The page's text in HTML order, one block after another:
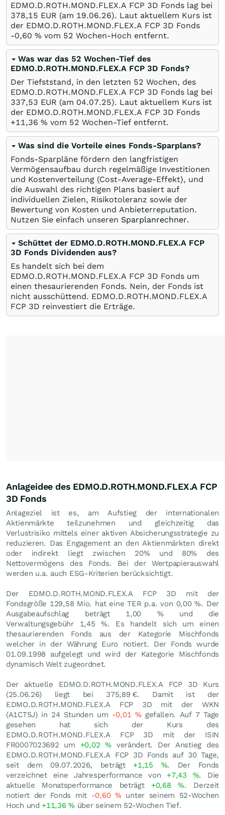
EDMO.D.ROTH.MOND.FLEX.A FCP 3D Fonds lag bei
378,15 EUR (am 19.06.26). Laut aktuellem Kurs ist
der EDMO.D.ROTH.MOND.FLEX.A FCP 3D Fonds
-0,60 % vom 52 Wochen-Hoch entfernt.
Was war das 52 Wochen-Tief des
EDMO.D.ROTH.MOND.FLEX.A FCP 3D Fonds?
Der Tiefststand, in den letzten 52 Wochen, des
EDMO.D.ROTH.MOND.FLEX.A FCP 3D Fonds lag bei
337,53 EUR (am 04.07.25). Laut aktuellem Kurs ist
der EDMO.D.ROTH.MOND.FLEX.A FCP 3D Fonds
+11,36 % vom 52 Wochen-Tief entfernt.
Was sind die Vorteile eines Fonds-Sparplans?
Fonds-Sparpläne fördern den langfristigen
Vermögensaufbau durch regelmäßige Investitionen
und Kostenverteilung (Cost-Average-Effekt), und
die Auswahl des richtigen Plans basiert auf
individuellen Zielen, Risikotoleranz sowie der
Bewertung von Kosten und Anbieterreputation.
Nutzen Sie einfach unseren Sparplanrechner.
Schüttet der EDMO.D.ROTH.MOND.FLEX.A FCP
3D Fonds Dividenden aus?
Es handelt sich bei dem
EDMO.D.ROTH.MOND.FLEX.A FCP 3D Fonds um
einen thesaurierenden Fonds. Nein, der Fonds ist
nicht ausschüttend. EDMO.D.ROTH.MOND.FLEX.A
FCP 3D reinvestiert die Erträge.
Anlageidee des EDMO.D.ROTH.MOND.FLEX.A FCP
3D Fonds
Anlageziel ist es, am Aufstieg der internationalen
Aktienmärkte teilzunehmen und gleichzeitig das
Verlustrisiko mittels einer aktiven Absicherungsstrategie zu
reduzieren. Das Engagement an den Aktienmärkten direkt
oder indirekt liegt zwischen 20% und 80% des
Nettovermögens des Fonds. Bei der Wertpapierauswahl
werden u.a. auch ESG-Kriterien berücksichtigt.
Der EDMO.D.ROTH.MOND.FLEX.A FCP 3D mit der
Fondsgröße 129,58 Mio. hat eine TER p.a. von 0,00 %. Der
Ausgabeaufschlag beträgt 1,00 % und die
Verwaltungsgebühr 1,45 %. Es handelt sich um einen
thesaurierenden Fonds aus der Kategorie Mischfonds
welcher in der Währung Euro notiert. Der Fonds wurde
01.09.1998 aufgelegt und wird der Kategorie Mischfonds
dynamisch Welt zugeordnet.
Der aktuelle EDMO.D.ROTH.MOND.FLEX.A FCP 3D Kurs
(25.06.26) liegt bei 375,89 €. Damit ist der
EDMO.D.ROTH.MOND.FLEX.A FCP 3D mit der WKN
(A1CT5J) in 24 Stunden um -0,01 %gefallen. Auf 7 Tage
gesehen hat sich der Kurs des
EDMO.D.ROTH.MOND.FLEX.A FCP 3D mit der ISIN
FR0007023692 um +0,02%verändert. Der Anstieg des
EDMO.D.ROTH.MOND.FLEX.A FCP 3D Fonds auf 30 Tage,
seit dem 09.07.2026, beträgt +1,15 %. Der Fonds
verzeichnet eine Jahresperformance von +7,43 %. Die
aktuelle Monatsperformance beträgt +0,68%. Derzeit
notiert der Fonds mit -0,60 %unter seinem 52-Wochen
Hoch und +11,36%über seinem 52-Wochen Tief.